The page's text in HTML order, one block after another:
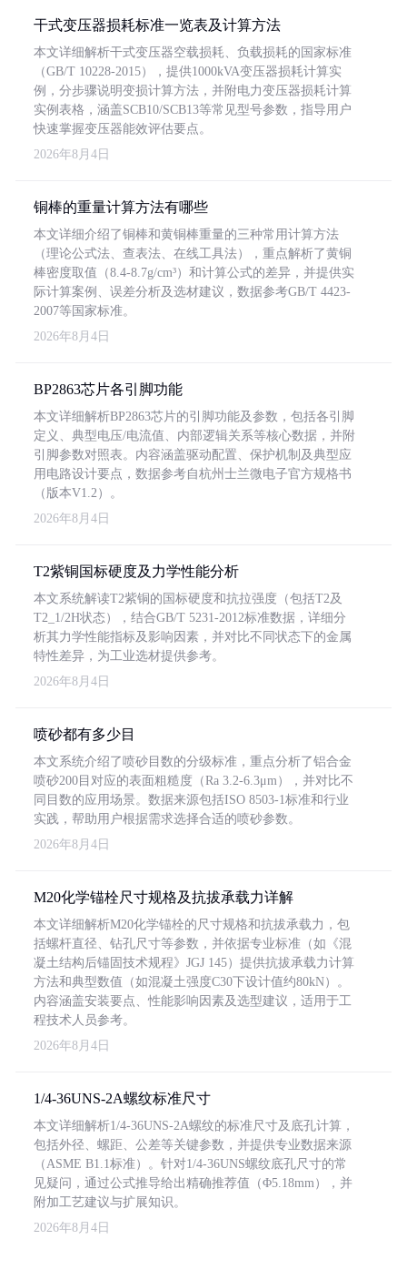
干式变压器损耗标准一览表及计算方法
本文详细解析干式变压器空载损耗、负载损耗的国家标准
（GB/T 10228-2015），提供1000kVA变压器损耗计算实
例，分步骤说明变损计算方法，并附电力变压器损耗计算
实例表格，涵盖SCB10/SCB13等常见型号参数，指导用户
快速掌握变压器能效评估要点。
2026年8月4日
铜棒的重量计算方法有哪些
本文详细介绍了铜棒和黄铜棒重量的三种常用计算方法
（理论公式法、查表法、在线工具法），重点解析了黄铜
棒密度取值（8.4-8.7g/cm³）和计算公式的差异，并提供实
际计算案例、误差分析及选材建议，数据参考GB/T 4423-
2007等国家标准。
2026年8月4日
BP2863芯片各引脚功能
本文详细解析BP2863芯片的引脚功能及参数，包括各引脚
定义、典型电压/电流值、内部逻辑关系等核心数据，并附
引脚参数对照表。内容涵盖驱动配置、保护机制及典型应
用电路设计要点，数据参考自杭州士兰微电子官方规格书
（版本V1.2）。
2026年8月4日
T2紫铜国标硬度及力学性能分析
本文系统解读T2紫铜的国标硬度和抗拉强度（包括T2及
T2_1/2H状态），结合GB/T 5231-2012标准数据，详细分
析其力学性能指标及影响因素，并对比不同状态下的金属
特性差异，为工业选材提供参考。
2026年8月4日
喷砂都有多少目
本文系统介绍了喷砂目数的分级标准，重点分析了铝合金
喷砂200目对应的表面粗糙度（Ra 3.2-6.3μm），并对比不
同目数的应用场景。数据来源包括ISO 8503-1标准和行业
实践，帮助用户根据需求选择合适的喷砂参数。
2026年8月4日
M20化学锚栓尺寸规格及抗拔承载力详解
本文详细解析M20化学锚栓的尺寸规格和抗拔承载力，包
括螺杆直径、钻孔尺寸等参数，并依据专业标准（如《混
凝土结构后锚固技术规程》JGJ 145）提供抗拔承载力计算
方法和典型数值（如混凝土强度C30下设计值约80kN）。
内容涵盖安装要点、性能影响因素及选型建议，适用于工
程技术人员参考。
2026年8月4日
1/4-36UNS-2A螺纹标准尺寸
本文详细解析1/4-36UNS-2A螺纹的标准尺寸及底孔计算，
包括外径、螺距、公差等关键参数，并提供专业数据来源
（ASME B1.1标准）。针对1/4-36UNS螺纹底孔尺寸的常
见疑问，通过公式推导给出精确推荐值（Φ5.18mm），并
附加工艺建议与扩展知识。
2026年8月4日